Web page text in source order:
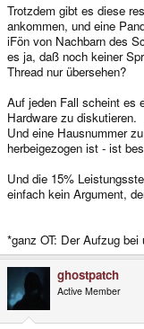
Trotzdem gibt es diese
ankommen, und eine
iFön von Nachbarn des
es ja, daß noch keiner
Thread nur übersehen?
Auf jeden Fall scheint es
Hardware zu diskutieren.
Und eine Hausnummer
herbeigezogen ist - ist
Und die 15%
einfach kein Argument,
*ganz OT: Der Aufzug
ghostpatch
Active Member